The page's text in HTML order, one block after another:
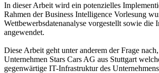
In dieser Arbeit wird ein potenzielles
Rahmen der Business Intelligence Vorlesung
Wettbewerbsdatenanalyse vorgestellt sowie
angewendet.
Diese Arbeit geht unter anderem der Frage
Unternehmen Stars Cars AG aus Stuttgart
gegenwärtige IT-Infrastruktur des